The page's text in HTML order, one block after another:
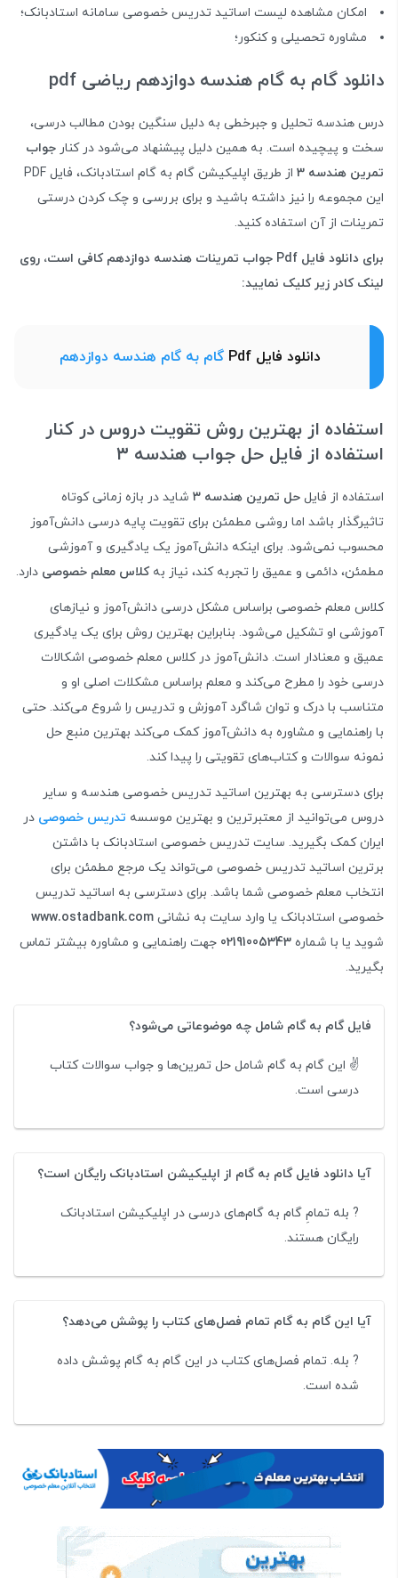
امکان مشاهده لیست اساتید تدریس خصوصی سامانه استادبانک؛
مشاوره تحصیلی و کنکور؛
دانلود گام به گام هندسه دوازدهم ریاضی pdf
درس هندسه تحلیل و جبرخطی به دلیل سنگین بودن مطالب درسی،
سخت و پیچیده است. به همین دلیل پیشنهاد می‌شود در کنار جواب
تمرین هندسه 3
از طریق اپلیکیشن گام به گام استادبانک، فایل PDF
این مجموعه را نیز داشته باشید و برای بررسی و چک کردن درستی
تمرینات از آن استفاده کنید.
برای دانلود فایل Pdf جواب تمرینات هندسه دوازدهم کافی است، روی
لینک کادر زیر کلیک نمایید:
دانلود فایل Pdf گام به گام هندسه دوازدهم
استفاده از بهترین روش تقویت دروس در کنار
استفاده از فایل حل جواب هندسه ۳
استفاده از فایل حل تمرین هندسه ۳
شاید در بازه زمانی کوتاه
تاثیرگذار باشد اما روشی مطمئن برای تقویت پایه درسی دانش‌آموز
محسوب نمی‌شود. برای اینکه دانش‌آموز یک یادگیری و آموزشی
مطمئن، دائمی و عمیق را تجربه کند، نیاز بهکلاس معلم خصوصی دارد.
کلاس معلم خصوصی براساس مشکل درسی دانش‌آموز و نیازهای
آموزشی او تشکیل می‌شود. بنابراین بهترین روش برای یک یادگیری
عمیق و معنادار است. دانش‌آموز در کلاس معلم خصوصی اشکالات
درسی خود را مطرح می‌کند و معلم براساس مشکلات اصلی او و
متناسب با درک و توان شاگرد آموزش و تدریس را شروع می‌کند. حتی
با راهنمایی و مشاوره به دانش‌آموز کمک می‌کند بهترین منبع حل
نمونه سوالات و کتاب‌های تقویتی را پیدا کند.
برای دسترسی به بهترین اساتید تدریس خصوصی هندسه و سایر
دروس می‌توانید از معتبرترین و بهترین موسسه تدریس خصوصی در
ایران کمک بگیرید. سایت تدریس خصوصی استادبانک با داشتن
برترین اساتید تدریس خصوصی می‌تواند یک مرجع مطمئن برای
انتخاب معلم خصوصی شما باشد. برای دسترسی به اساتید تدریس
خصوصی استادبانک یا وارد سایت به نشانی www.ostadbank.com
شوید یا با شماره 02191005343 جهت راهنمایی و مشاوره بیشتر تماس
بگیرید.
فایل گام به گام شامل چه موضوعاتی می‌شود؟
✌️ این گام به گام شامل حل تمرین‌ها و جواب سوالات کتاب
درسی است.
آیا دانلود فایل گام به گام از اپلیکیشن استادبانک رایگان است؟
?️ بله تمامِ گام به گام‌های درسی در اپلیکیشن استادبانک
رایگان هستند.
آیا این گام به گام تمام فصل‌های کتاب را پوشش می‌دهد؟
? بله. تمام فصل‌های کتاب در این گام به گام پوشش داده
شده است.